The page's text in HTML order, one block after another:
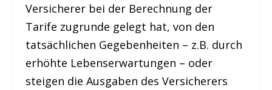
Versicherer bei der Berechnung der
Tarife zugrunde gelegt hat, von den
tatsächlichen Gegebenheiten – z.B. durch
erhöhte Lebenserwartungen – oder
steigen die Ausgaben des Versicherers